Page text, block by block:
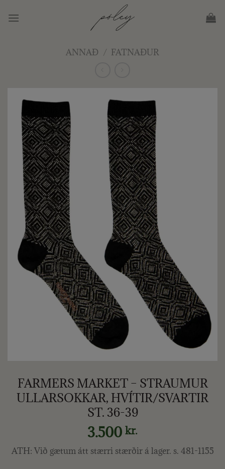
ANNAÐ / FATNAÐUR
FARMERS MARKET – STRAUMUR
ULLARSOKKAR, HVÍTIR/SVARTIR
ST. 36-39
3.500 kr.
ATH: Við gætum átt stærri stærðir á lager. s. 481-1155